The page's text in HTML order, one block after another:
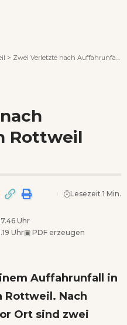
> Zwei Verletzte nach Auffahrunfall in Rottweil
Rottweil
Uhr
Uhr▣ PDF erzeugen
Lesezeit 1 Min.
Auffahrunfall in
Rottweil. Nach
Ort sind zwei